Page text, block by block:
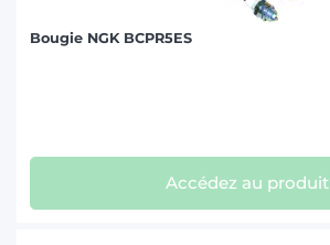
Bougie NGK BCPR5ES
Accédez au produit